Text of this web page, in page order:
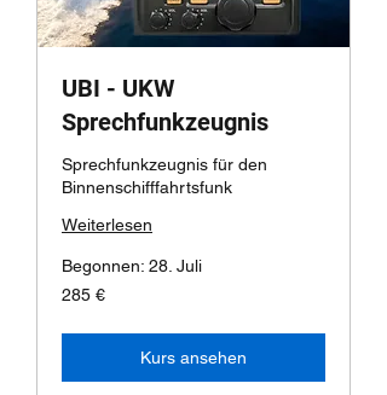
UBI - UKW
Sprechfunkzeugnis
Sprechfunkzeugnis für den
Binnenschifffahrtsfunk
Weiterlesen
Begonnen: 28. Juli
285
Euro
285 €
Kurs ansehen